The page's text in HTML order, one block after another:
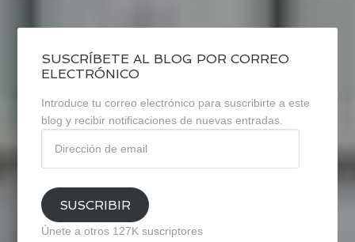
SUSCRÍBETE AL BLOG POR CORREO
ELECTRÓNICO
Introduce tu correo electrónico para suscribirte a este
blog y recibir notificaciones de nuevas entradas.
email
SUSCRIBIR
Únete a otros 127K suscriptores